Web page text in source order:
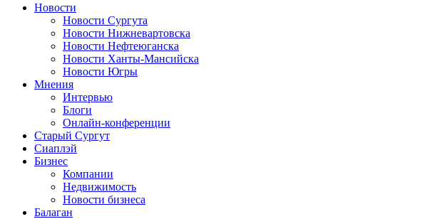
Новости
Новости Сургута
Новости Нижневартовска
Новости Нефтеюганска
Новости Ханты-Мансийска
Новости Югры
Мнения
Интервью
Блоги
Онлайн-конференции
Старый Сургут
Сиаплэй
Бизнес
Компании
Недвижимость
Новости бизнеса
Балаган